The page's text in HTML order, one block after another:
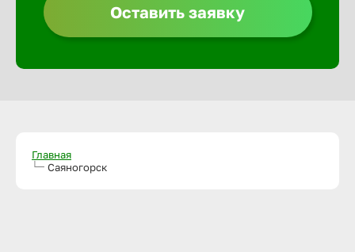
Оставить заявку
Главная
Саяногорск